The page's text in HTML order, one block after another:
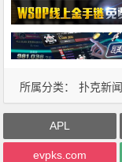
所属分类： 扑克新闻
APL
evpks.com